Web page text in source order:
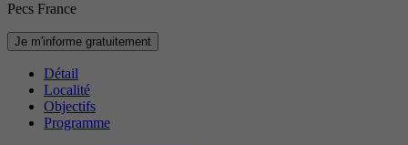
Pecs France
Je m'informe gratuitement
Détail
Localité
Objectifs
Programme